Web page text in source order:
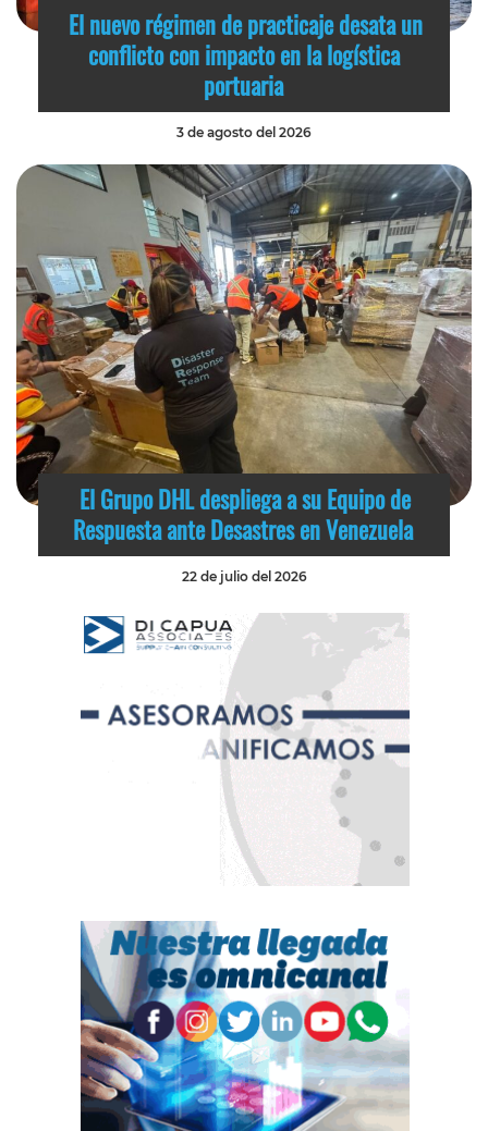
El nuevo régimen de practicaje desata un
conflicto con impacto en la logística
portuaria
3 de agosto del 2026
El Grupo DHL despliega a su Equipo de
Respuesta ante Desastres en Venezuela
22 de julio del 2026